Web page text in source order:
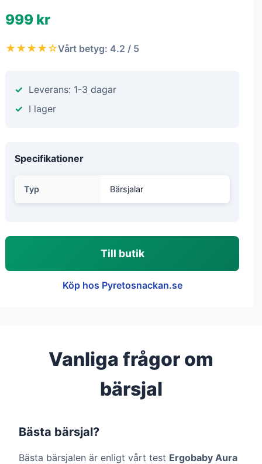
999 kr
★★★★☆Vårt betyg: 4.2 / 5
Leverans: 1-3 dagar
I lager
Specifikationer
Typ Bärsjalar
Till butik
Köp hos Pyretosnackan.se
Vanliga frågor om
bärsjal
Bästa bärsjal?
Bästa bärsjalen är enligt vårt test Ergobaby Aura